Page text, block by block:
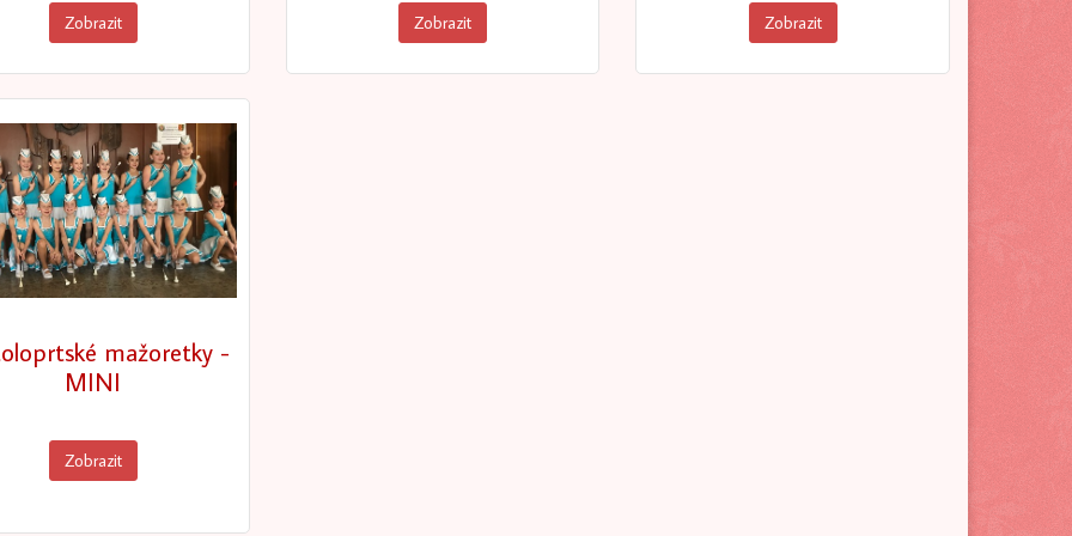
Zobrazit Zobrazit Zobrazit
mažoretky -
MINI
Zobrazit